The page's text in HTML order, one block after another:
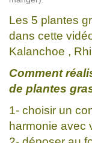
Les 5 plantes
dans cette
Kalanchoe ,
Comment
de plantes
1- choisir un
harmonie avec